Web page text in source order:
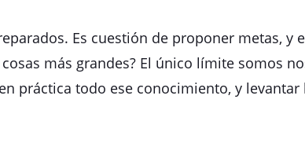
Es cuestión de proponer metas, y
cosas más grandes? El único límite somos
práctica todo ese conocimiento, y levantar